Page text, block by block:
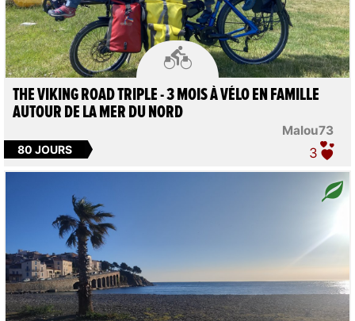

Malou73
THE VIKING ROAD TRIPLE - 3 MOIS À VÉLO EN FAMILLE
AUTOUR DE LA MER DU NORD
80 JOURS 3